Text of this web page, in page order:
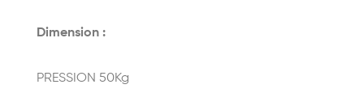
Dimension :
PRESSION 50Kg